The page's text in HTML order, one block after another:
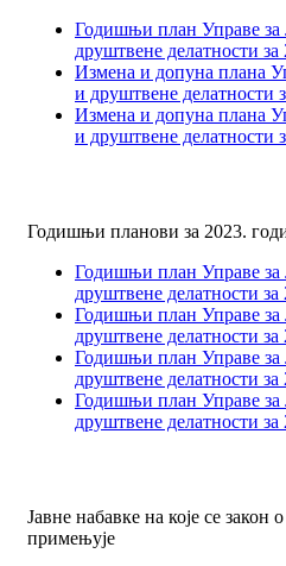
Годишњи план Управе за
друштвене делатности за
Измена и допуна плана
и друштвене делатности
Измена и допуна плана
и друштвене делатности
Годишњи планови за 2023.
Годишњи план Управе за
друштвене делатности за
Годишњи план Управе за
друштвене делатности за
Годишњи план Управе за
друштвене делатности за
Годишњи план Управе за
друштвене делатности за
Јавне набавке на које се закон
примењује